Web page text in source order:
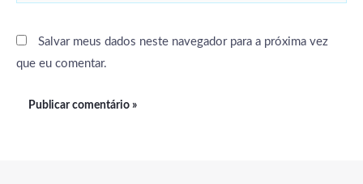
Salvar meus dados neste navegador para a próxima vez
que eu comentar.